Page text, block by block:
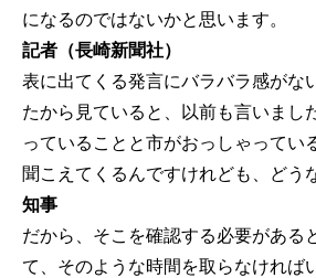
になるのではないかと思います。
記者（長崎新聞社）
表に出てくる発言にバラバラ感がな
たから見ていると、以前も言いまし
っていることと市がおっしゃってい
聞こえてくるんですけれども、どう
知事
だから、そこを確認する必要がある
て、そのような時間を取らなければ